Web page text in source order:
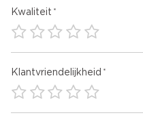
Kwaliteit
Klantvriendelijkheid